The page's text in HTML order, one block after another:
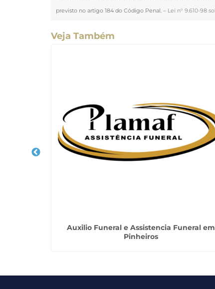
previsto no artigo 184 do Código Penal. – Lei n° 9.610-98
Veja Também
Auxilio Funeral e Assistencia Funeral em
Pinheiros